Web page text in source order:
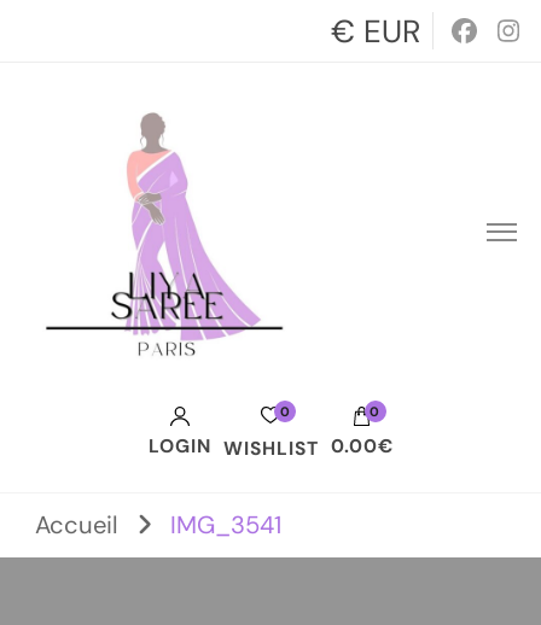
€ EUR
LOGIN
0
WISHLIST
0
0.00€
Votre panier est vide.
Accueil IMG_3541